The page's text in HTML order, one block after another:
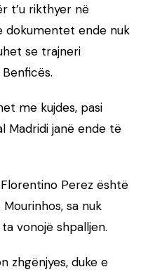
t’u rikthyer në
dokumentet ende nuk
se trajneri
me kujdes, pasi
Madridi janë ende të
Perez është
sa nuk
vonojë shpalljen.
zhgënjyes, duke e